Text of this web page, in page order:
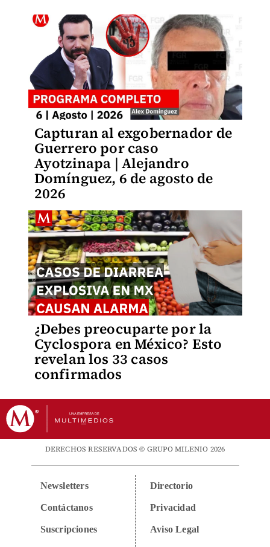
Capturan al exgobernador de
Guerrero por caso
Ayotzinapa | Alejandro
Domínguez, 6 de agosto de
2026
¿Debes preocuparte por la
Cyclospora en México? Esto
revelan los 33 casos
confirmados
DERECHOS RESERVADOS © GRUPO MILENIO 2026
Newsletters
Contáctanos
Suscripciones
Directorio
Privacidad
Aviso Legal